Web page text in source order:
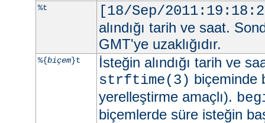
%t
[18/Sep/
alındığı tarih ve saat.
GMT'ye uzaklığıdır.
%{biçem}t
İsteğin alındığı tarih ve
strftime(3) biçeminde
yerelleştirme amaçlı).
biçemlerde süre isteğin